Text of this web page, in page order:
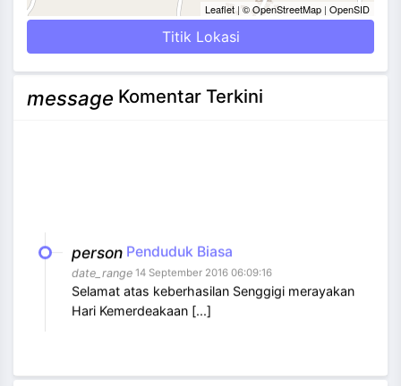
Leaflet| © OpenStreetMap| OpenSID
Titik Lokasi
message Komentar Terkini
date_range 14 September 2016 06:09:16
Selamat atas keberhasilan Senggigi merayakan
Hari Kemerdeakaan [...]